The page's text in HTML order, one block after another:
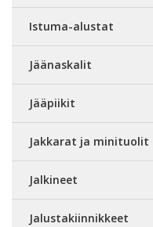
Istuma-alustat
Jäänaskalit
Jääpiikit
Jakkarat ja minituolit
Jalkineet
Jalustakiinnikkeet